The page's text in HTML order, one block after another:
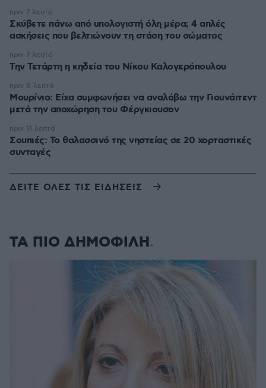
Σκύβετε πάνω από υπολογιστή όλη μέρα; 4 απλές
ασκήσεις που βελτιώνουν τη στάση του σώματος
πριν 7 λεπτά
Την Τετάρτη η κηδεία του Νίκου Καλογερόπουλου
πριν 7 λεπτά
Μουρίνιο: Είχα συμφωνήσει να αναλάβω την Γιουνάιτεντ
μετά την αποχώρηση του Φέργκιουσον
πριν 8 λεπτά
Σουπιές: Το θαλασσινό της νηστείας σε 20 χορταστικές
συνταγές
πριν 11 λεπτά
ΔΕΙΤΕ ΟΛΕΣ ΤΙΣ ΕΙΔΗΣΕΙΣ
ΤΑ ΠΙΟ ΔΗΜΟΦΙΛΗ